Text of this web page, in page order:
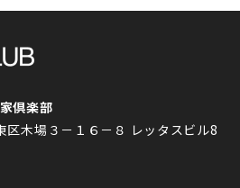
倶楽部
木場３－１６－８ レッタスビル8